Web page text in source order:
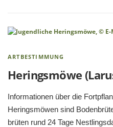
ARTBESTIMMUNG
Heringsmöwe
Informationen über die
Heringsmöwen sind
brüten rund 24 Tage